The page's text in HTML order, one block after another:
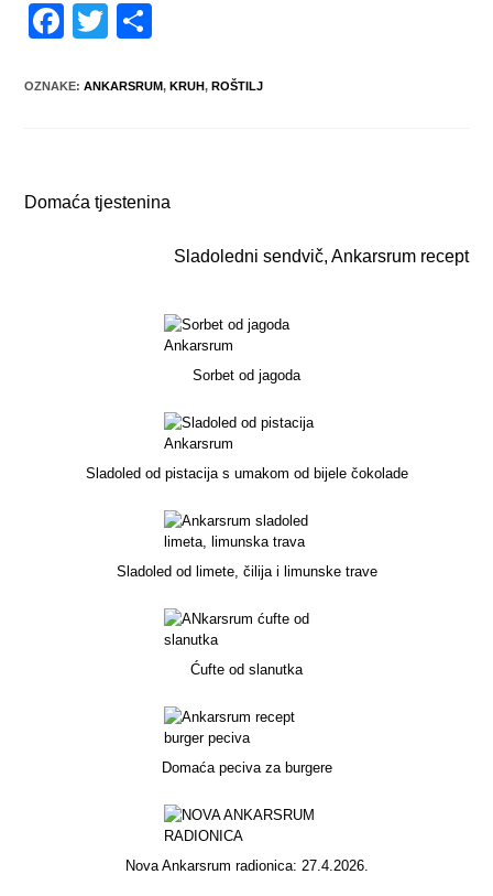
F
c
o
T
tt
ar
OZNAKE:ANKARSRUM, KRUH, ROŠTILJ
Domaća tjestenina
Sladoledni sendvič, Ankarsrum recept
Sorbet od jagoda
Sladoled od pistacija s umakom od bijele čokolade
Sladoled od limete, čilija i limunske trave
Ćufte od slanutka
Domaća peciva za burgere
Nova Ankarsrum radionica: 27.4.2026.